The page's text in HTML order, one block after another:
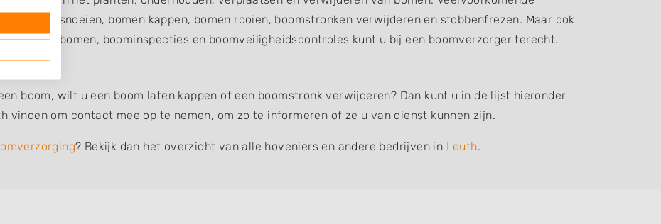
bomen snoeien, bomen kappen, bomen rooien, boomstronken verwijderen en stobbenfrezen. Maar ook
van bomen, boominspecties en boomveiligheidscontroles kunt u bij een boomverzorger terecht.
boom, wilt u een boom laten kappen of een boomstronk verwijderen? Dan kunt u in de lijst hieronder
vinden om contact mee op te nemen, om zo te informeren of ze u van dienst kunnen zijn.
? Bekijk dan het overzicht van alle hoveniers en andere bedrijven in Leuth.